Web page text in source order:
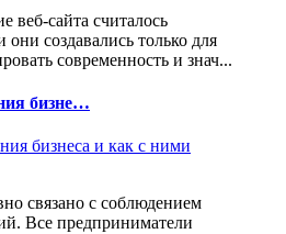
веб-сайта считалось
создавались только для
современность и знач...
бизне…
связано с соблюдением
Все предприниматели